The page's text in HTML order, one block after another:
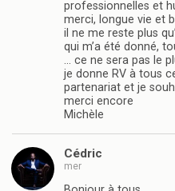
professionnelles et
merci, longue vie et
il ne me reste plus
qui m’a été donné,
… ce ne sera pas le
je donne RV à tous
partenariat et je
merci encore
Michèle
Cédric
mer